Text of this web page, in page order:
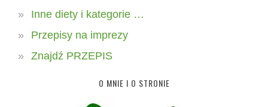
Inne diety i kategorie …
Przepisy na imprezy
Znajdź PRZEPIS
O MNIE I O STRONIE